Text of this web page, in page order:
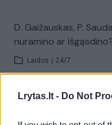
Lrytas.lt - Do Not
D. Gaižauskas, P.
nuramino ar
Laidos 24/7
Savaitės pradžia su